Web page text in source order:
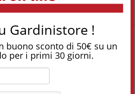
Gardinistore !
buono sconto di 50€ su un
per i primi 30 giorni.
anallergico e antiacaro